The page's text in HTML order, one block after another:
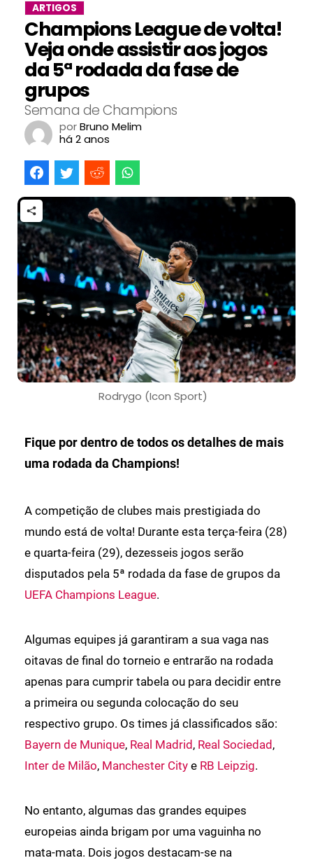
ARTIGOS
Champions League de volta!
Veja onde assistir aos jogos
da 5ª rodada da fase de
grupos
Semana de Champions
porBruno Melim
há 2 anos
Rodrygo (Icon Sport)
Fique por dentro de todos os detalhes de mais
uma rodada da Champions!
A competição de clubes mais prestigiada do
mundo está de volta! Durante esta terça-feira (28)
e quarta-feira (29), dezesseis jogos serão
disputados pela 5ª rodada da fase de grupos da
UEFA Champions League.
Algumas equipes já garantiram a sua vaga nas
oitavas de final do torneio e entrarão na rodada
apenas para cumprir tabela ou para decidir entre
a primeira ou segunda colocação do seu
respectivo grupo. Os times já classificados são:
Bayern de Munique, Real Madrid, Real Sociedad,
Inter de Milão, Manchester City e RB Leipzig.
No entanto, algumas das grandes equipes
europeias ainda brigam por uma vaguinha no
mata-mata. Dois jogos destacam-se na